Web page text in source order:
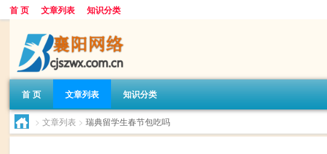
首 页 文章列表 知识分类
首 页 文章列表 知识分类
> 文章列表 > 瑞典留学生春节包吃吗